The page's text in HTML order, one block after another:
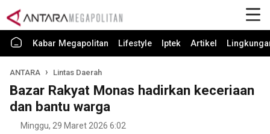
Kabar Megapolitan Lifestyle Iptek Artikel
ANTARA Lintas Daerah
Bazar Rakyat Monas hadirkan keceriaan
dan bantu warga
Minggu, 29 Maret 2026 6:02